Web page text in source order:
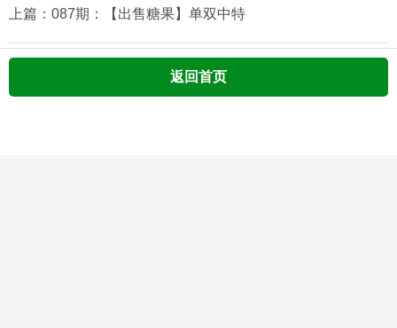
上篇：087期：【出售糖果】单双中特
返回首页